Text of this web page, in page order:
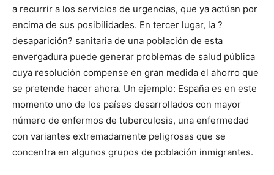
a recurrir a los servicios de urgencias, que ya actúan por
encima de sus posibilidades. En tercer lugar, la ?
desaparición? sanitaria de una población de esta
envergadura puede generar problemas de salud pública
cuya resolución compense en gran medida el ahorro que
se pretende hacer ahora. Un ejemplo: España es en este
momento uno de los países desarrollados con mayor
número de enfermos de tuberculosis, una enfermedad
con variantes extremadamente peligrosas que se
concentra en algunos grupos de población inmigrantes.